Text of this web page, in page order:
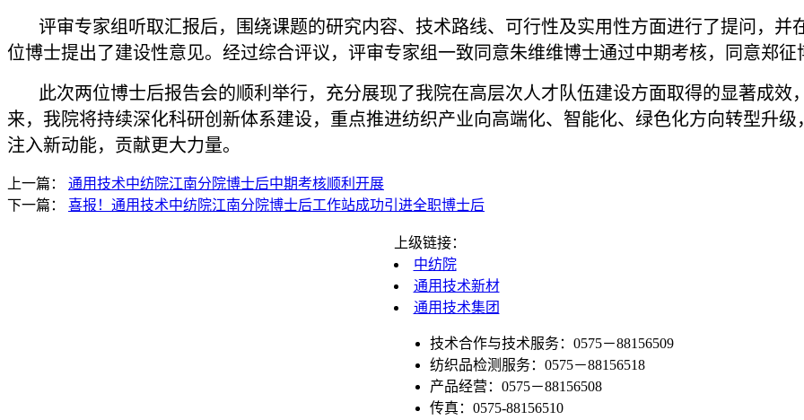
评审专家组听取汇报后，围绕课题的研究内容、技术路线、可行性及实用性方面进行了提问，并
位博士提出了建设性意见。经过综合评议，评审专家组一致同意朱维维博士通过中期考核，同意郑征
此次两位博士后报告会的顺利举行，充分展现了我院在高层次人才队伍建设方面取得的显著成效
来，我院将持续深化科研创新体系建设，重点推进纺织产业向高端化、智能化、绿色化方向转型升
注入新动能，贡献更大力量。
上一篇：
通用技术中纺院江南分院博士后中期考核顺利开展
下一篇：
喜报！通用技术中纺院江南分院博士后工作站成功引进全职博士后
上级链接：
中纺院
通用技术新材
通用技术集团
技术合作与技术服务：0575－88156509
纺织品检测服务：0575－88156518
产品经营：0575－88156508
传真：0575-88156510